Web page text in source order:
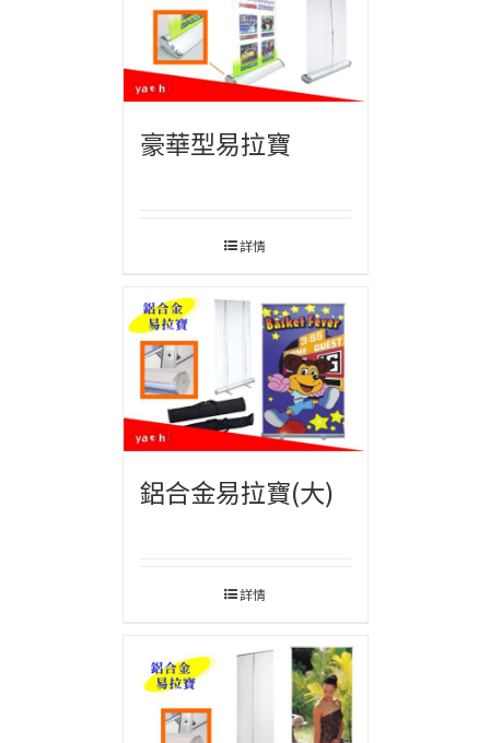
豪華型易拉寶
詳情
鋁合金易拉寶(大)
詳情